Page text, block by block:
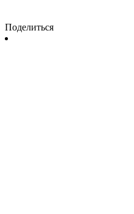
Поделиться